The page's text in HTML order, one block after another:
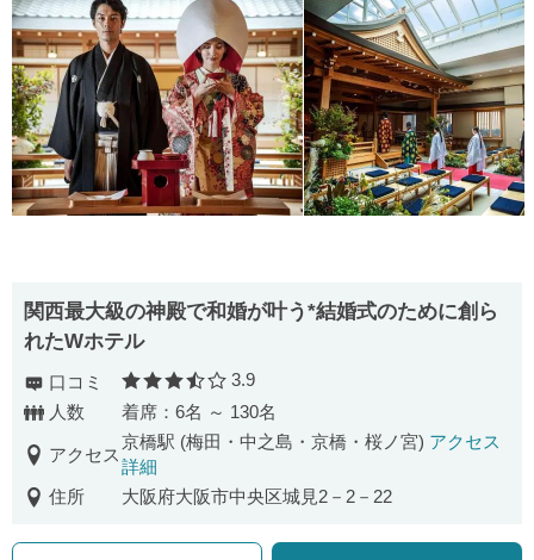
関西最大級の神殿で和婚が叶う*結婚式のために創ら
れたWホテル
口コミ 口コミ評価
3.9
人数
着席：6名 ～ 130名
アクセス
京橋駅 (梅田・中之島・京橋・桜ノ宮) アクセス
詳細
住所
大阪府大阪市中央区城見2－2－22